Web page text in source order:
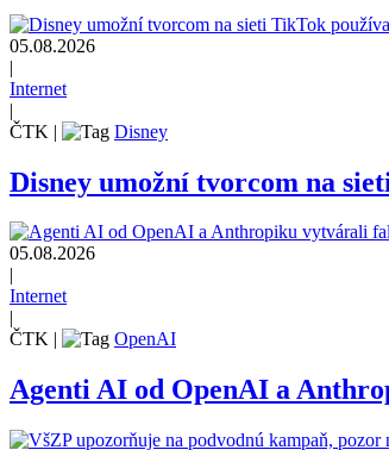
05.08.2026
|
Internet
|
ČTK | Disney
Disney umožní tvorcom na
05.08.2026
Internet
ČTK
OpenAI
Agenti AI od OpenAI a